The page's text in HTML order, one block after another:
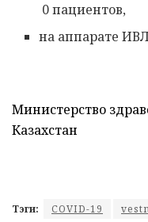
0 пациентов,
на аппарате
Министерство
Казахстан
Тэги: COVID-19